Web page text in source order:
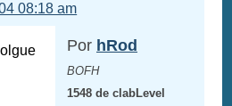
08:18 am
Por hRod
BOFH
1548 de clabLevel